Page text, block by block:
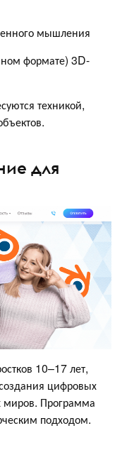
мышления
формате) 3D-
техникой,
для
10–17 лет,
цифровых
миров. Программа
подходом.